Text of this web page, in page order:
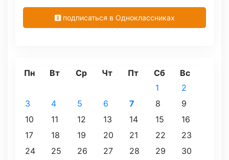
подписаться в Одноклассниках
Пн Вт Ср Чт Пт Сб Вс
1
2
3
4 5 6 7 8
9
10
11 12 13 14 15
16
17
18 19 20 21 22
23
24
25 26 27 28 29
30